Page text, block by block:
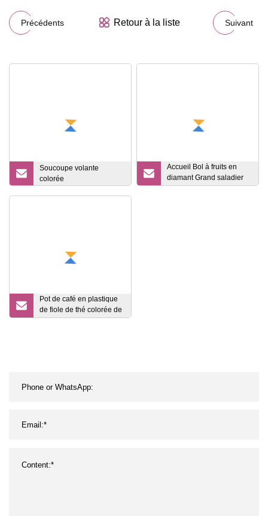
Précédents Retour à la liste Suivant
Soucoupe volante
colorée
Accueil Bol à fruits en
diamant Grand saladier
en verre
Pot de café en plastique
de fiole de thé colorée de
pichet de vide de